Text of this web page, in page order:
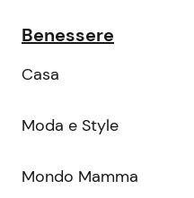
Benessere
Casa
Moda e Style
Mondo Mamma